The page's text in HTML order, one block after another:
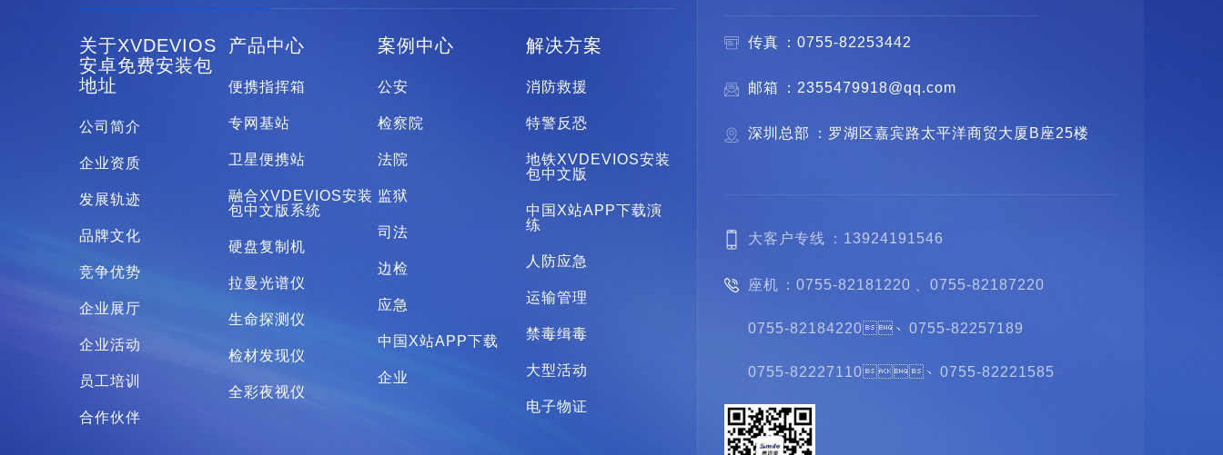
关于XVDEVIOS
安卓免费安装包
地址
公司简介
企业资质
发展轨迹
品牌文化
竞争优势
企业展厅
企业活动
员工培训
合作伙伴
产品中心
便携指挥箱
专网基站
卫星便携站
融合XVDEVIOS安装
包中文版系统
硬盘复制机
拉曼光谱仪
生命探测仪
检材发现仪
全彩夜视仪
案例中心
公安
检察院
法院
监狱
司法
边检
应急
中国X站APP下载
企业
解决方案
消防救援
特警反恐
地铁XVDEVIOS安装
包中文版
中国X站APP下载演
练
人防应急
运输管理
禁毒缉毒
大型活动
电子物证
传真：0755-82253442
邮箱：2355479918@qq.com
深圳总部：罗湖区嘉宾路太平洋商贸大厦B座25楼
大客户专线：13924191546
座机：0755-82181220、0755-82187220
0755-82184220、0755-82257189
0755-82227110、0755-82221585